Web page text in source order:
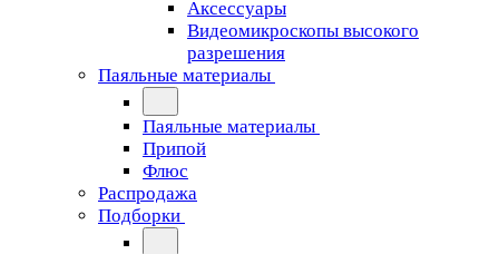
Аксессуары
Видеомикроскопы высокого
разрешения
Паяльные материалы
Паяльные материалы
Припой
Флюс
Распродажа
Подборки